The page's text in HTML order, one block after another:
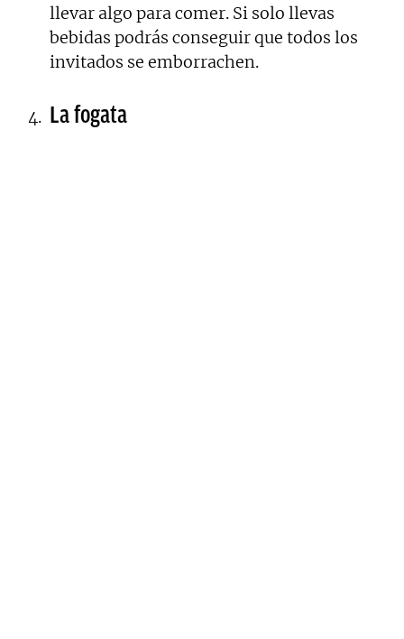
llevar algo para comer. Si solo llevas
bebidas podrás conseguir que todos los
invitados se emborrachen.
La fogata